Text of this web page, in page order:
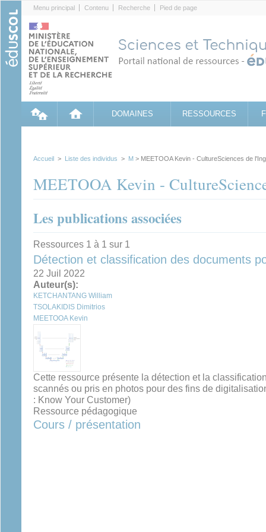
Menu principal Contenu Recherche Pied de page
DOMAINES RESSOURCES
Accueil > Liste des individus > M > MEETOOA Kevin - CultureSciences de
MEETOOA Kevin -
Les publications associées
Ressources 1 à 1 sur 1
Détection et classification des documents
22 Juil 2022
Auteur(s):
KETCHANTANG William
TSOLAKIDIS Dimitrios
MEETOOA Kevin
Cette ressource présente la détection et la
scannés ou pris en photos pour des fins de
: Know Your Customer)
Ressource pédagogique
Cours / présentation